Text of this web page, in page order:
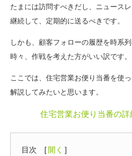
たまには訪問すべきだし、ニュースレ
継続して、定期的に送るべきです。
しかも、顧客フォローの履歴を時系列
時々、作戦を考えた方がいい訳です。
ここでは、住宅営業お便り当番を使
解説してみたいと思います。
住宅営業お便り当番の
目次 [ 開く ]